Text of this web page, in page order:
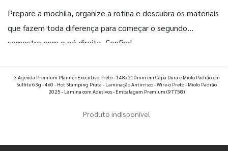
Prepare a mochila, organize a rotina e descubra os materiais
que fazem toda diferença para começar o segundo
semestre com o pé direito. Confira!
3 Agenda Premium Planner Executivo Preto - 148x210mm em Capa Dura e Miolo Padrão em
Sulfite 63g - 4x0 - Hot Stamping Prata - Laminação Antirrisco - Wire-o Preto - Miolo Padrão
2025 - Lamina com Adesivos - Embalagem Premium (97758)
Produto indisponível